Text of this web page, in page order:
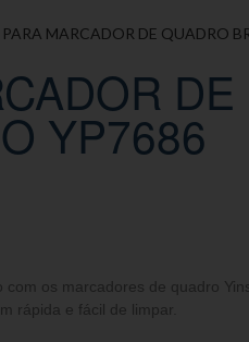
MARCADOR DE QUADRO
DE
YP7686
os marcadores de quadro
rápida e fácil de limpar.